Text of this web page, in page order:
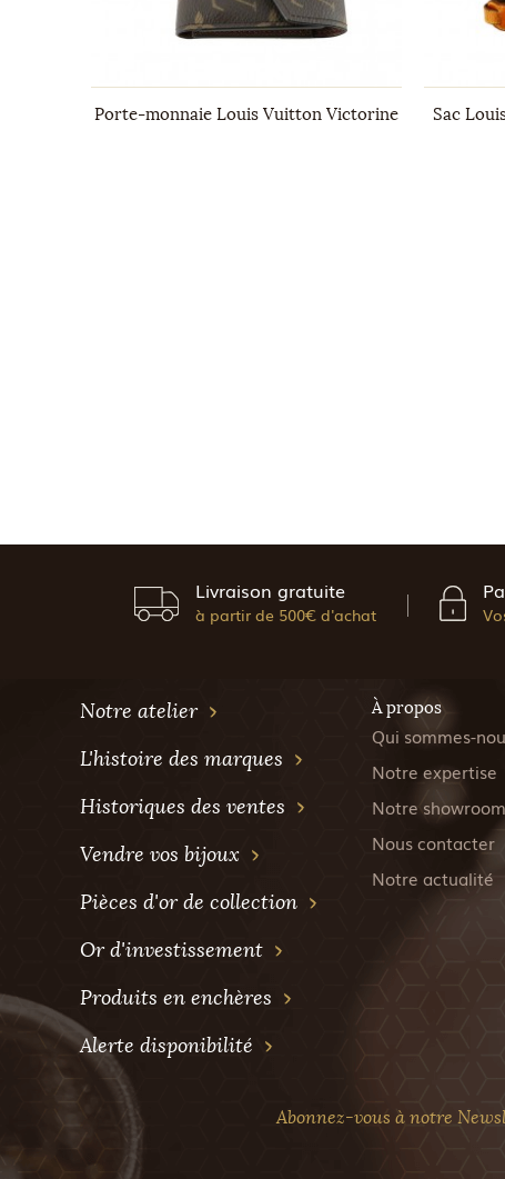
Porte-monnaie Louis Vuitton Victorine
Sac
Livraison gratuite
à partir de 500€ d'achat
Notre atelier
L'histoire des marques
Historiques des ventes
Vendre vos bijoux
Pièces d'or de collection
Or d'investissement
Produits en enchères
Alerte disponibilité
À propos
Qui sommes-
Notre expertise
Notre showroom
Nous contacter
Notre actualité
Abonnez-vous à notre